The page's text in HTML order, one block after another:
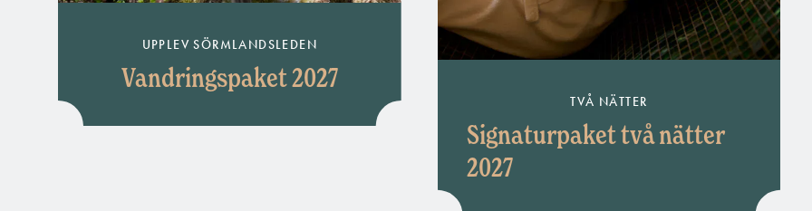
UPPLEV SÖRMLANDSLEDEN
Vandringspaket 2027
TVÅ NÄTTER
Signaturpaket två nätter
2027